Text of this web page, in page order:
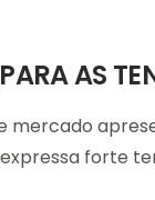
AS
mercado
forte